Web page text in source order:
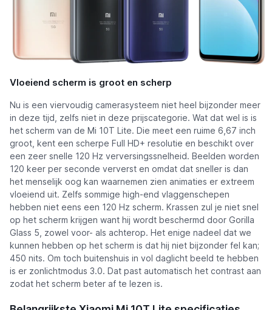
Vloeiend scherm is groot en scherp
Nu is een viervoudig camerasysteem niet heel bijzonder meer
in deze tijd, zelfs niet in deze prijscategorie. Wat dat wel is is
het scherm van de Mi 10T Lite. Die meet een ruime 6,67 inch
groot, kent een scherpe Full HD+ resolutie en beschikt over
een zeer snelle 120 Hz verversingssnelheid. Beelden worden
120 keer per seconde ververst en omdat dat sneller is dan
het menselijk oog kan waarnemen zien animaties er extreem
vloeiend uit. Zelfs sommige high-end vlaggenschepen
hebben niet eens een 120 Hz scherm. Krassen zul je niet snel
op het scherm krijgen want hij wordt beschermd door Gorilla
Glass 5, zowel voor- als achterop. Het enige nadeel dat we
kunnen hebben op het scherm is dat hij niet bijzonder fel kan;
450 nits. Om toch buitenshuis in vol daglicht beeld te hebben
is er zonlichtmodus 3.0. Dat past automatisch het contrast aan
zodat het scherm beter af te lezen is.